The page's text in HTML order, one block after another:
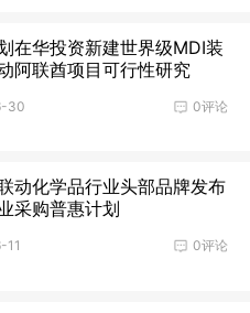
化、规范化全新监管体系。受
性进一步凸显。
在华投资新建世界级MDI装
阿联酋项目可行性研究
0评论
30
动化学品行业头部品牌发布
采购普惠计划
0评论
11